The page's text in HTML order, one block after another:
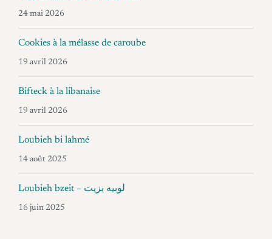
24 mai 2026
Cookies à la mélasse de caroube
19 avril 2026
Bifteck à la libanaise
19 avril 2026
Loubieh bi lahmé
14 août 2025
Loubieh bzeit – لوبيه بزيت
16 juin 2025